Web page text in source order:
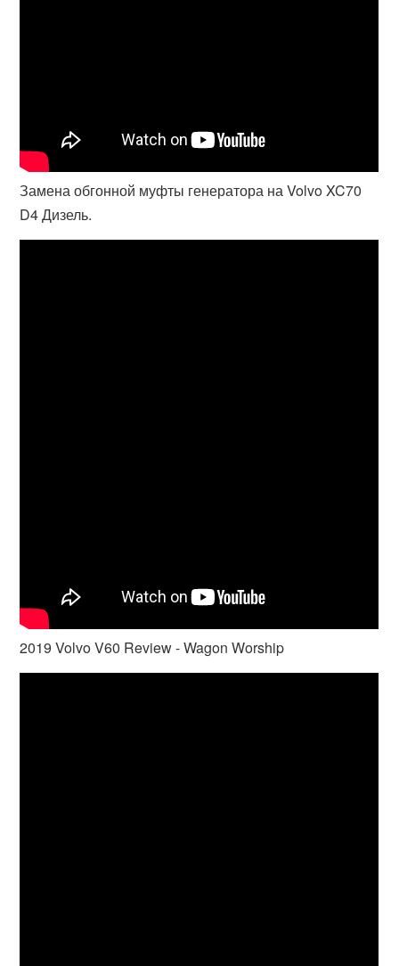
Замена обгонной муфты генератора на Volvo XC70
D4 Дизель.
2019 Volvo V60 Review - Wagon Worship